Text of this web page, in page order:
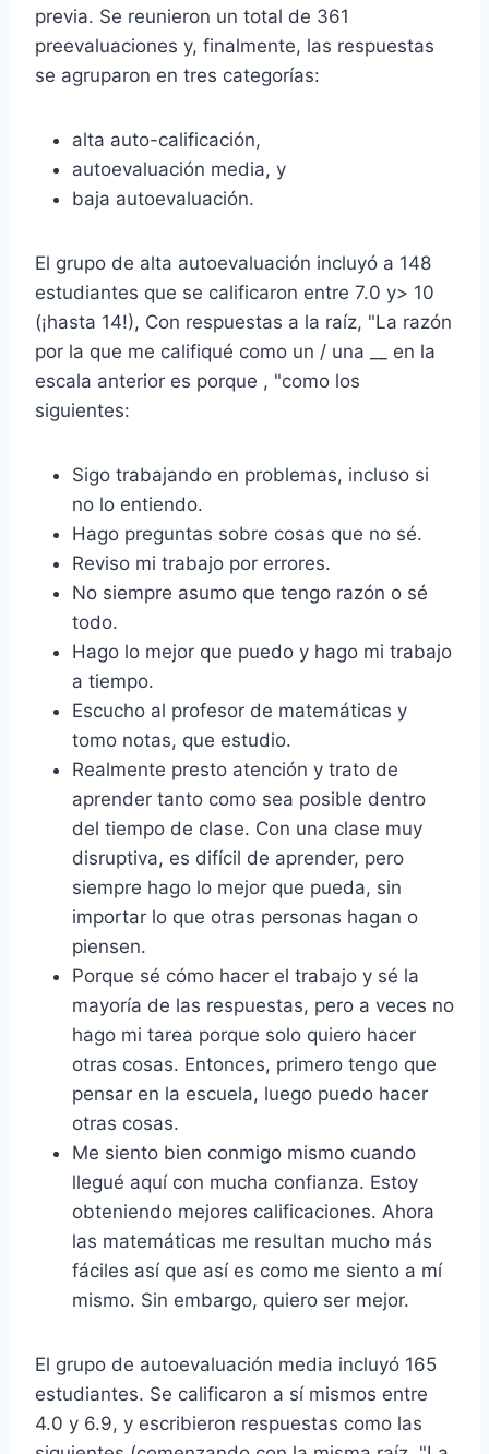
previa. Se reunieron un total de 361
preevaluaciones y, finalmente, las respuestas
se agruparon en tres categorías:
alta auto-calificación,
autoevaluación media, y
baja autoevaluación.
El grupo de alta autoevaluación incluyó a 148
estudiantes que se calificaron entre 7.0 y> 10
(¡hasta 14!), Con respuestas a la raíz, "La razón
por la que me califiqué como un / una __ en la
escala anterior es porque , "como los
siguientes:
Sigo trabajando en problemas, incluso si
no lo entiendo.
Hago preguntas sobre cosas que no sé.
Reviso mi trabajo por errores.
No siempre asumo que tengo razón o sé
todo.
Hago lo mejor que puedo y hago mi trabajo
a tiempo.
Escucho al profesor de matemáticas y
tomo notas, que estudio.
Realmente presto atención y trato de
aprender tanto como sea posible dentro
del tiempo de clase. Con una clase muy
disruptiva, es difícil de aprender, pero
siempre hago lo mejor que pueda, sin
importar lo que otras personas hagan o
piensen.
Porque sé cómo hacer el trabajo y sé la
mayoría de las respuestas, pero a veces no
hago mi tarea porque solo quiero hacer
otras cosas. Entonces, primero tengo que
pensar en la escuela, luego puedo hacer
otras cosas.
Me siento bien conmigo mismo cuando
llegué aquí con mucha confianza. Estoy
obteniendo mejores calificaciones. Ahora
las matemáticas me resultan mucho más
fáciles así que así es como me siento a mí
mismo. Sin embargo, quiero ser mejor.
El grupo de autoevaluación media incluyó 165
estudiantes. Se calificaron a sí mismos entre
4.0 y 6.9, y escribieron respuestas como las